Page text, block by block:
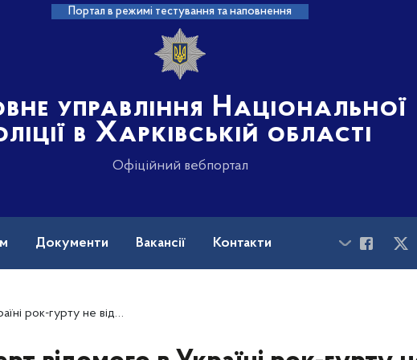
Портал в режимі тестування та наповнення
управління Національної
в Харківській області
Офіційний вебпортал
Документи Вакансії Контакти
через порушення карантинних вимог